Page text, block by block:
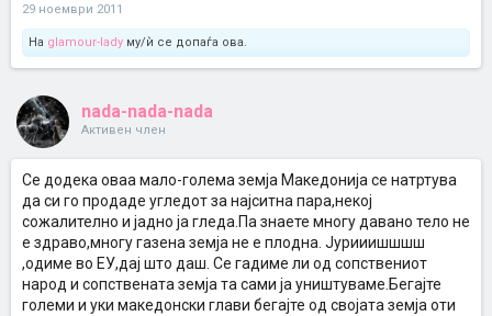
29 ноември 2011
На glamour-lady му/ѝ се допаѓа ова.
nada-nada-nada
Активен член
Се додека оваа мало-голема земја Македонија се натртува
да си го продаде угледот за најситна пара,некој
сожалително и јадно ја гледа.Па знаете многу давано тело не
е здраво,многу газена земја не е плодна. Јурииишшшш
,одиме во ЕУ,дај што даш. Се гадиме ли од сопствениот
народ и сопствената земја та сами ја уништуваме.Бегајте
големи и уки македонски глави бегајте од својата земја оти